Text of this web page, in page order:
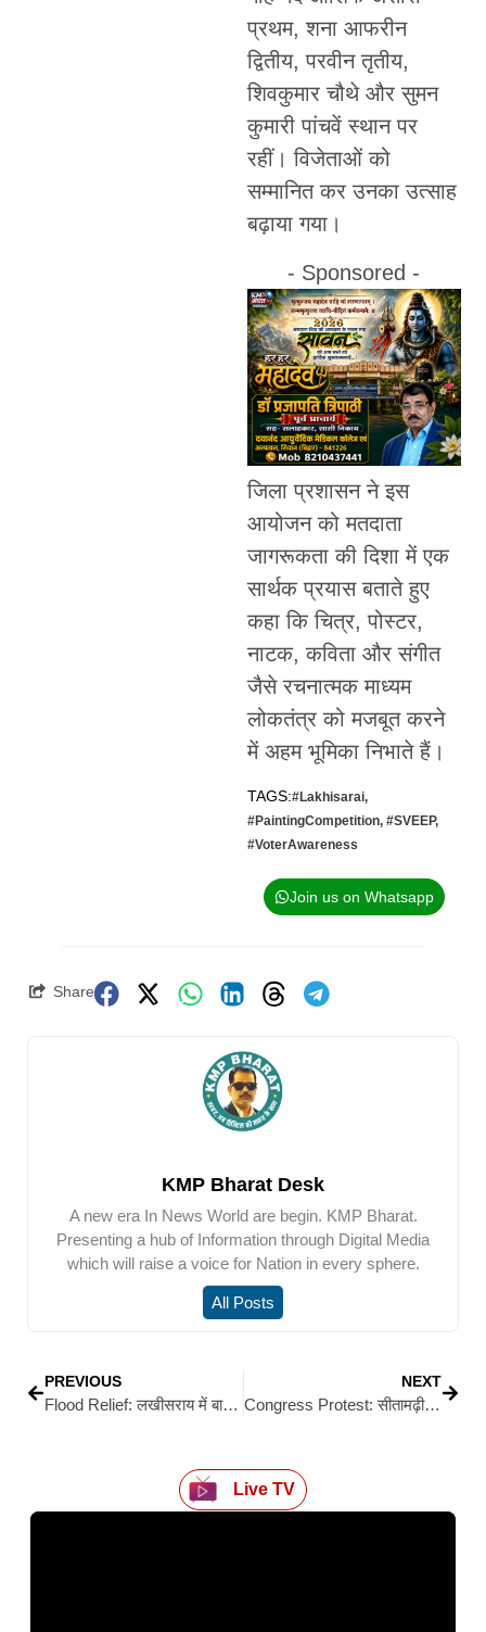
प्रथम, शना आफरीन
द्वितीय, परवीन तृतीय,
शिवकुमार चौथे और सुमन
कुमारी पांचवें स्थान पर
रहीं। विजेताओं को
सम्मानित कर उनका उत्साह
बढ़ाया गया।
- Sponsored -
जिला प्रशासन ने इस
आयोजन को मतदाता
जागरूकता की दिशा में एक
सार्थक प्रयास बताते हुए
कहा कि चित्र, पोस्टर,
नाटक, कविता और संगीत
जैसे रचनात्मक माध्यम
लोकतंत्र को मजबूत करने
में अहम भूमिका निभाते हैं।
TAGS:#Lakhisarai,
#PaintingCompetition, #SVEEP,
#VoterAwareness
Join us on Whatsapp
Share
KMP Bharat Desk
A new era In News World are begin. KMP Bharat.
Presenting a hub of Information through Digital Media
which will raise a voice for Nation in every sphere.
All Posts
PREVIOUS
Flood Relief: लखीसराय में बाढ़ से घिरे नीमचक पहुंचे जिलाधिकारी, राहत कार्य तेज करने के निर्देश
NEXT
Congress Protest: सीतामढ़ी में कांग्रेस का जोरदार विरोध, राहुल गांधी के खुलासे से मचा राजनीतिक हलचल
Live TV